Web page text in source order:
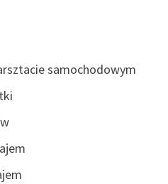
samochodowym